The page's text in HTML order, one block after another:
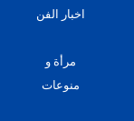
اخبار الفن
مرأة و
منوعات